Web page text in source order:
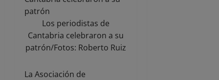
Los periodistas de
Cantabria celebraron a su
patrón/Fotos: Roberto Ruiz
La Asociación de